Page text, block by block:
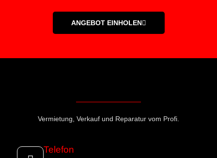
ANGEBOT EINHOLEN
Vermietung, Verkauf und Reparatur vom Profi.
Telefon